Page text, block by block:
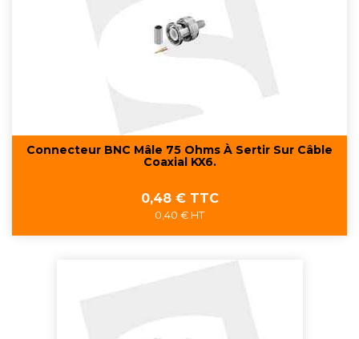
Connecteur BNC Mâle 75 Ohms À Sertir Sur Câble
Coaxial KX6.
Prix
0,48 € TTC
0,40 € HT